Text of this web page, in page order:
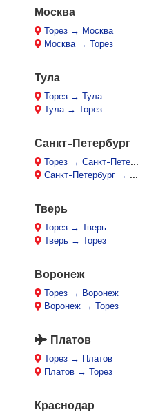
Москва
Торез → Москва
Москва → Торез
Тула
Торез → Тула
Тула → Торез
Санкт-Петербург
Торез → Санкт-Петербург
Санкт-Петербург → Торез
Тверь
Торез → Тверь
Тверь → Торез
Воронеж
Торез → Воронеж
Воронеж → Торез
Платов
Торез → Платов
Платов → Торез
Краснодар